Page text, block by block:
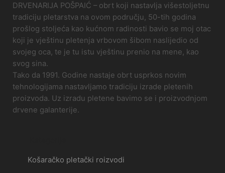
DRVENARIJA POŠPAIĆ – obrt koji nastavlja višestoljetnu
tradiciju pletarstva na ovom području, 50-tih godina
prošlog stoljeća kao kućnom radinosti bavio se moj otac
koji je vještinu pletenja vrbovom šibom naslijedio od
svojeg oca, te je tu istu vještinu prenio na mene, kao
svog sina.
Tako da 1991. Godine nastaje obrt usprkos novim
tehnologijama nastavljamo tradiciju izrade pletenih
proizvoda. Uz izradu pletene bavimo se i proizvodnjom
drvene galanterije.
Košaračko pletački roizvodi